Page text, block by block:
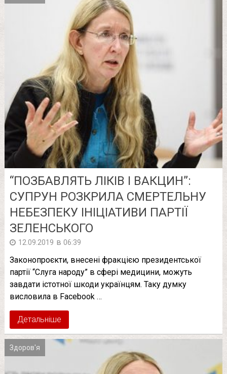
“ПОЗБАВЛЯТЬ ЛІКІВ І ВАКЦИН”:
СУПРУН РОЗКРИЛА СМЕРТЕЛЬНУ
НЕБЕЗПЕКУ ІНІЦІАТИВИ ПАРТІЇ
ЗЕЛЕНСЬКОГО
12.09.2019 в 06:39
Законопроєкти, внесені фракцією президентської
партії “Слуга народу” в сфері медицини, можуть
завдати істотної шкоди українцям. Таку думку
висловила в Facebook …
Детальніше
Здоров'я